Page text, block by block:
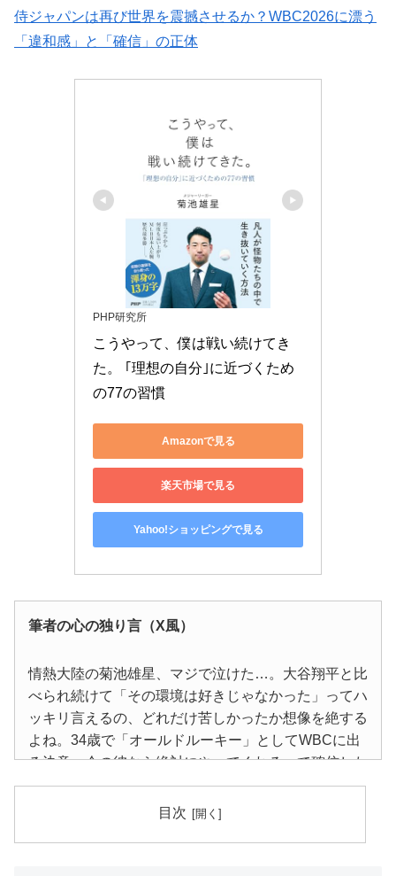
侍ジャパンは再び世界を震撼させるか？WBC2026に漂う
「違和感」と「確信」の正体
PHP研究所
こうやって、僕は戦い続けてき
た。 ｢理想の自分｣に近づくため
の77の習慣
Amazonで見る
楽天市場で見る
Yahoo!ショッピングで見る
筆者の心の独り言（X風）
情熱大陸の菊池雄星、マジで泣けた…。大谷翔平と比
べられ続けて「その環境は好きじゃなかった」ってハ
ッキリ言えるの、どれだけ苦しかったか想像を絶する
よね。34歳で「オールドルーキー」としてWBCに出
る決意、今の彼なら絶対にやってくれるって確信した
わ。腕の太さ、あれ人間業じゃないでしょｗ 貯金0円
で結婚したエピソードも、支えきった奥さんが凄すぎ
目次